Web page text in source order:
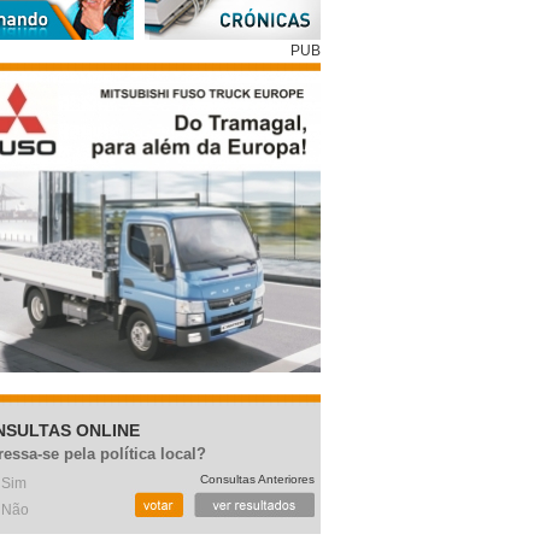
PUB
ONLINE
se pela política local?
Sim
Não
Consultas Anteriores